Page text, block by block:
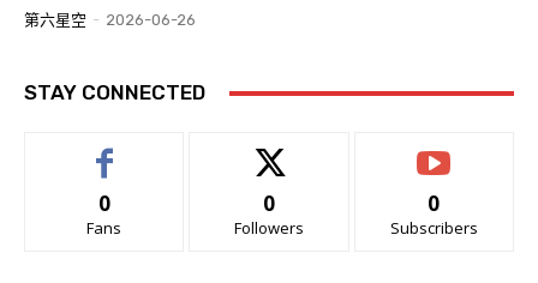
第六星空 - 2026-06-26
STAY CONNECTED
0
Fans
0
Followers
0
Subscribers